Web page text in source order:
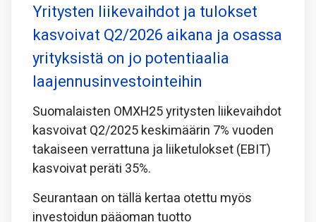
Yritysten liikevaihdot ja tulokset
kasvoivat Q2/2026 aikana ja osassa
yrityksistä on jo potentiaalia
laajennusinvestointeihin
Suomalaisten OMXH25 yritysten liikevaihdot
kasvoivat Q2/2025 keskimäärin 7% vuoden
takaiseen verrattuna ja liiketulokset (EBIT)
kasvoivat peräti 35%.
Seurantaan on tällä kertaa otettu myös
investoidun pääoman tuotto